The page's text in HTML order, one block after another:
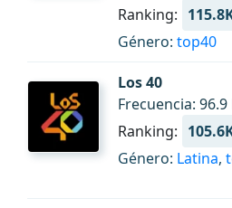
Ranking:
Género: top40
Los 40
Frecuencia: 96.9
Ranking:
Género: Latina,